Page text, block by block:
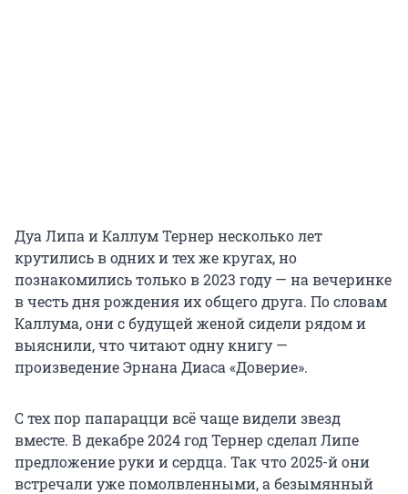
Дуа Липа и Каллум Тернер несколько лет
крутились в одних и тех же кругах, но
познакомились только в 2023 году — на вечеринке
в честь дня рождения их общего друга. По словам
Каллума, они с будущей женой сидели рядом и
выяснили, что читают одну книгу —
произведение Эрнана Диаса «Доверие».
С тех пор папарацци всё чаще видели звезд
вместе. В декабре 2024 год Тернер сделал Липе
предложение руки и сердца. Так что 2025-й они
встречали уже помолвленными, а безымянный